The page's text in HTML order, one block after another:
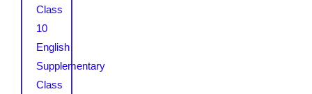
Class
10
English
Supplementary
Class